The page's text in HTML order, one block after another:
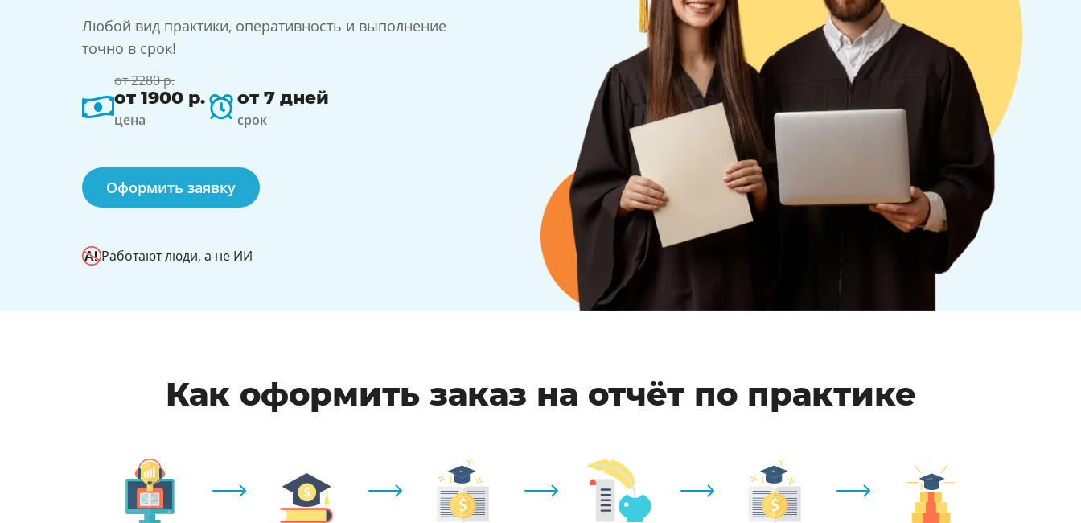
Любой вид практики, оперативность и выполнение
точно в срок!
от 2280 р.
от 1900 р.
цена
от 7 дней
срок
Оформить заявку
Работают люди, а не ИИ
Как оформить заказ на отчёт по практике